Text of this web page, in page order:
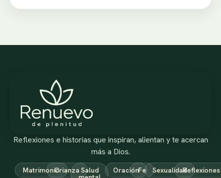
Reflexiones e historias que inspiran, alientan y te acercan
más a Dios.
MatrimonioCrianza Salud OraciónFe SexualidadReflexiones